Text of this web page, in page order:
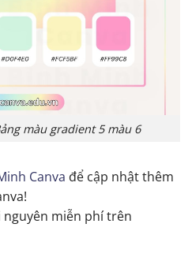
màu gradient 5 màu 6
Canva để cập nhật thêm
miễn phí trên